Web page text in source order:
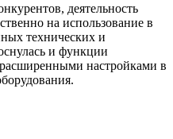
деятельность
на использование в
технических и
и функции
расширенными настройками в